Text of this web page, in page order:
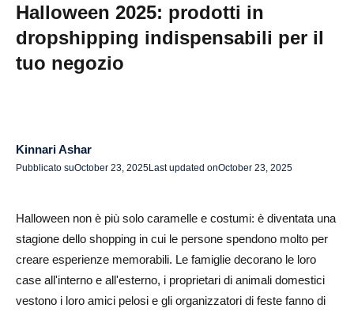
Famiglie con bambini
Genitori di animali domestici
30 prodotti per Halloween con angoli, pacchetti e scale
Abbigliamento indossabile e costumi rapidi
Divertimento fai-da-te e in famiglia
Animali domestici (Easy Virality)
Halloween 2025: prodotti in
dropshipping indispensabili per il
tuo negozio
Kinnari Ashar
Pubblicato suOctober 23, 2025Last updated onOctober 23, 2025
Halloween non è più solo caramelle e costumi: è diventata una
stagione dello shopping in cui le persone spendono molto per
creare esperienze memorabili. Le famiglie decorano le loro
case all'interno e all'esterno, i proprietari di animali domestici
vestono i loro amici pelosi e gli organizzatori di feste fanno di